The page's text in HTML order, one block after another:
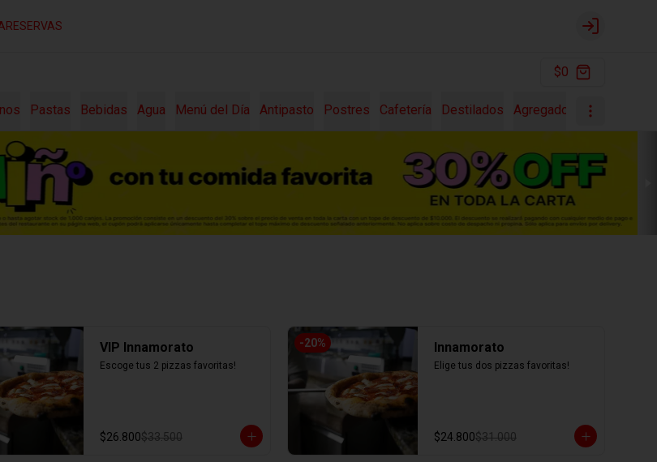
RESERVAS
Login
$0
Pastas Bebidas Agua Menú del Día Antipasto Postres Cafetería Destilados Agregados Pastas
VIP Innamorato
Escoge tus 2 pizzas favoritas!
$26.800$33.500
-20% Innamorato
Elige tus dos pizzas favoritas!
$24.800$31.000